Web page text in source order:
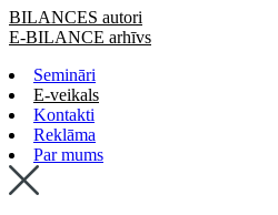
BILANCES autori
E-BILANCE arhīvs
Semināri
E-veikals
Kontakti
Reklāma
Par mums